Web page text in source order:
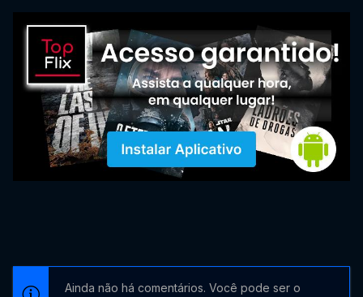
Ainda não há comentários. Você pode ser o